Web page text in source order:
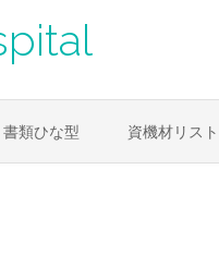
書類ひな型 資機材リスト